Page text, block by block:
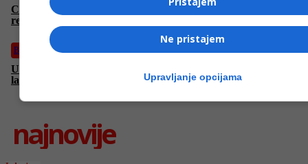
Cijene goriva rastu, evo gdje je najjeftinije točiti kad je riječ o
regiji
Biznis
UPOZORENJE “Sarajevske pivare”! Ne nasjedajte na ovu
lažnu igru
najnovije
Ne pristajem
Upravljanje opcijama